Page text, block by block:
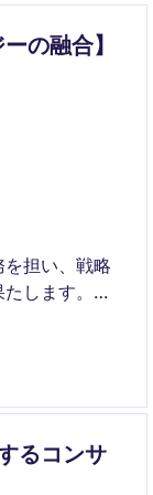
の融合】
担い、戦略
します。
を提供し、
るコンサ